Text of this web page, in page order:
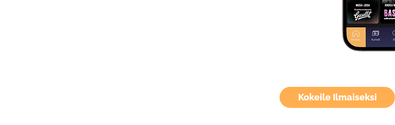
Kokeile Ilmaiseksi